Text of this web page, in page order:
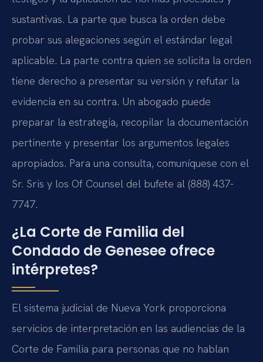
sustantivas. La parte que busca la orden debe
probar sus alegaciones según el estándar legal
aplicable. La parte contra quien se solicita la orden
tiene derecho a presentar su versión y refutar la
evidencia en su contra. Un abogado puede
preparar la estrategia, recopilar la documentación
pertinente y presentar los argumentos legales
apropiados. Para una consulta, comuníquese con el
Sr. Sris y los Of Counsel del bufete al (888) 437-
7747.
¿La Corte de Familia del
Condado de Genesee ofrece
intérpretes?
El sistema judicial de Nueva York proporciona
servicios de interpretación en las audiencias de la
Corte de Familia para personas que no hablan